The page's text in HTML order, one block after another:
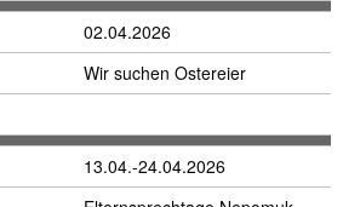
02.04.2026
Wir suchen Ostereier
13.04.-24.04.2026